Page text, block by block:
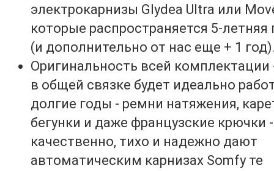
электрокарнизы Glydea Ultra или
которые распространяется 5-летняя
(и дополнительно от нас еще + 1
Оригинальность всей комплектации
в общей связке будет идеально
долгие годы - ремни натяжения,
бегунки и даже французские крючки
качественно, тихо и надежно дают
автоматическим карнизах Somfy те